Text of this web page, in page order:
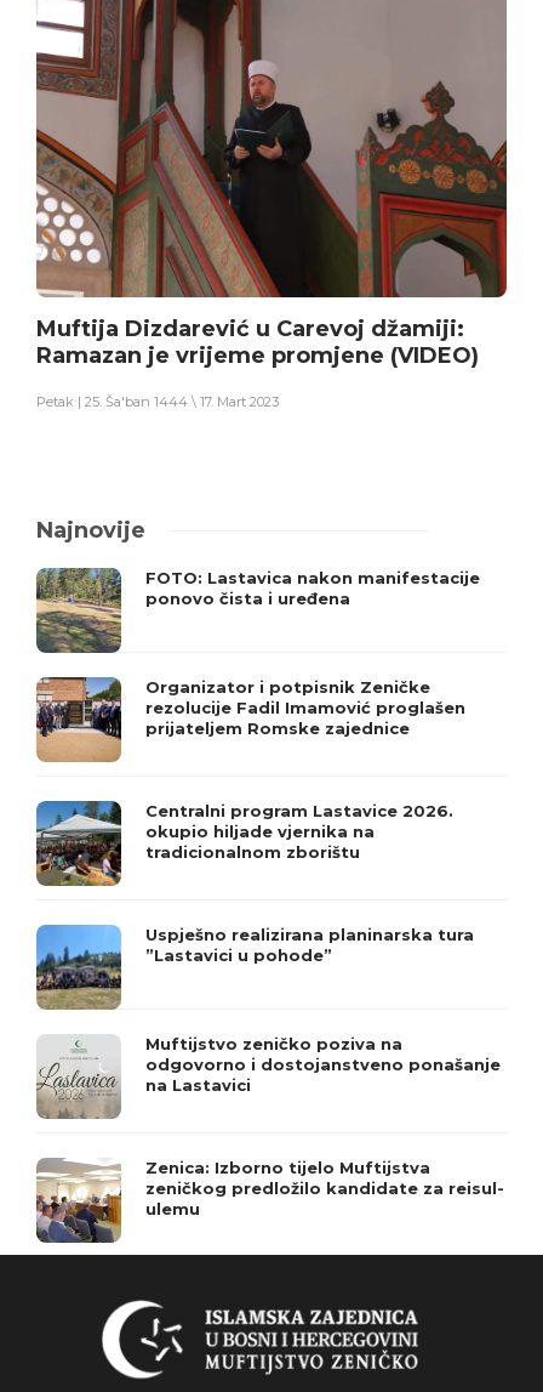
Muftija Dizdarević u Carevoj džamiji:
Ramazan je vrijeme promjene (VIDEO)
Petak | 25. Ša'ban 1444 \ 17. Mart 2023
Najnovije
FOTO: Lastavica nakon manifestacije
ponovo čista i uređena
Organizator i potpisnik Zeničke
rezolucije Fadil Imamović proglašen
prijateljem Romske zajednice
Centralni program Lastavice 2026.
okupio hiljade vjernika na
tradicionalnom zborištu
Uspješno realizirana planinarska tura
”Lastavici u pohode”
Muftijstvo zeničko poziva na
odgovorno i dostojanstveno ponašanje
na Lastavici
Zenica: Izborno tijelo Muftijstva
zeničkog predložilo kandidate za reisul-
ulemu